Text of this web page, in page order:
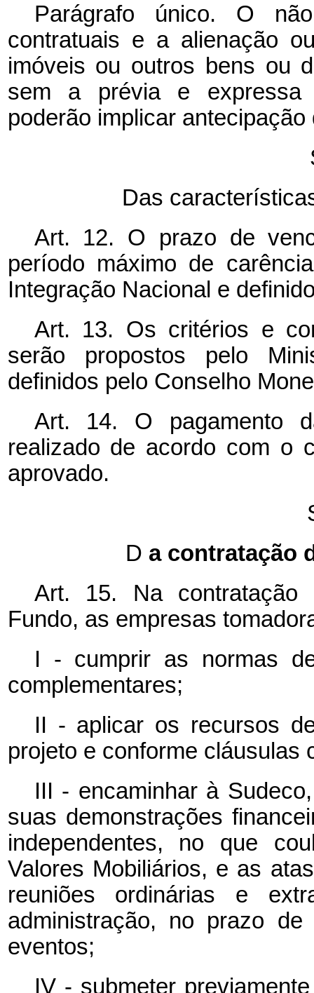
Parágrafo único. O
contratuais e a alienação
imóveis ou outros bens ou
sem a prévia e expressa
poderão implicar
Das
Art. 12. O prazo de
período máximo de
Integração Nacional e
Art. 13. Os critérios e
serão propostos pelo
definidos pelo Conselho
Art. 14. O pagamento
realizado de acordo com o
aprovado.
D a contratação
Art. 15. Na contratação
Fundo, as empresas
I - cumprir as normas
complementares;
II - aplicar os recursos
projeto e conforme cláusulas
III - encaminhar à
suas demonstrações
independentes, no que
Valores Mobiliários, e as
reuniões ordinárias e
administração, no prazo
eventos;
IV - submeter